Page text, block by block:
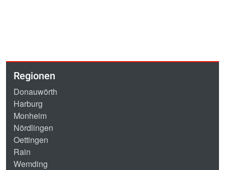
Regionen
Donauwörth
Harburg
Monheim
Nördlingen
Oettingen
Rain
Wemding